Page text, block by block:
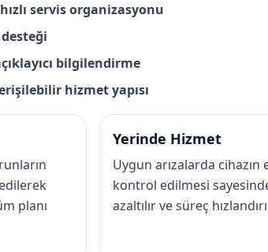
servis organizasyonu
bilgilendirme
hizmet yapısı
planı
Yerinde Hizmet
Uygun arızalarda cihazın
kontrol edilmesi
azaltılır ve süreç